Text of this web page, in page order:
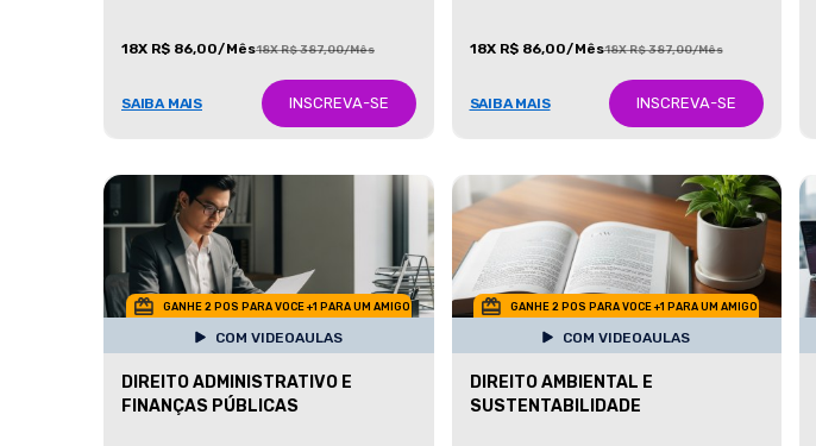
18X R$ 86,00/Mês18X R$ 387,00/Mês
SAIBA MAIS INSCREVA-SE
18X R$ 86,00/Mês18X R$ 387,00/Mês
SAIBA MAIS INSCREVA-SE
GANHE 2 POS PARA VOCE +1 PARA UM AMIGO
COM VIDEOAULAS
DIREITO ADMINISTRATIVO E
FINANÇAS PÚBLICAS
GANHE 2 POS PARA VOCE +1 PARA UM AMIGO
COM VIDEOAULAS
DIREITO AMBIENTAL E
SUSTENTABILIDADE